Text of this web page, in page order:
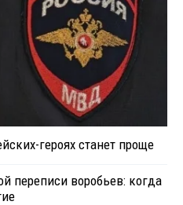
героях станет проще
переписи воробьев: когда